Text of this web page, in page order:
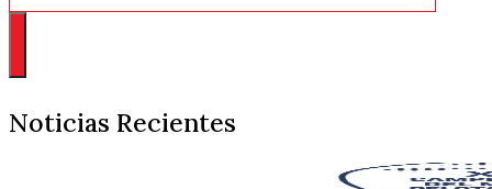
Noticias Recientes